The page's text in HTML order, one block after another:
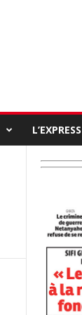
L’EXPRESS